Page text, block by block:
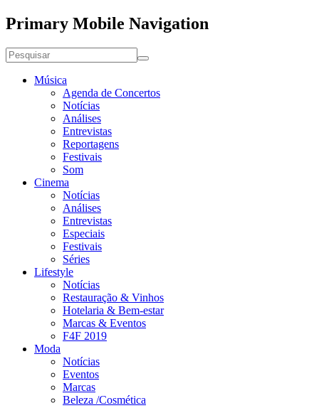
Primary Mobile Navigation
Música
Agenda de Concertos
Notícias
Análises
Entrevistas
Reportagens
Festivais
Som
Cinema
Notícias
Análises
Entrevistas
Especiais
Festivais
Séries
Lifestyle
Notícias
Restauração & Vinhos
Hotelaria & Bem-estar
Marcas & Eventos
F4F 2019
Moda
Notícias
Eventos
Marcas
Beleza /Cosmética